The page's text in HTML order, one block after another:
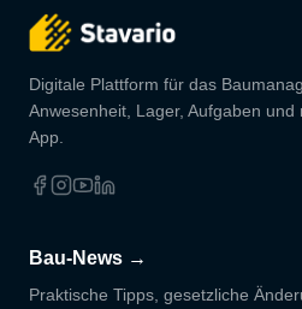
Digitale Plattform für das
Anwesenheit, Lager, Aufgaben
App.
Bau-News →
Praktische Tipps, gesetzliche